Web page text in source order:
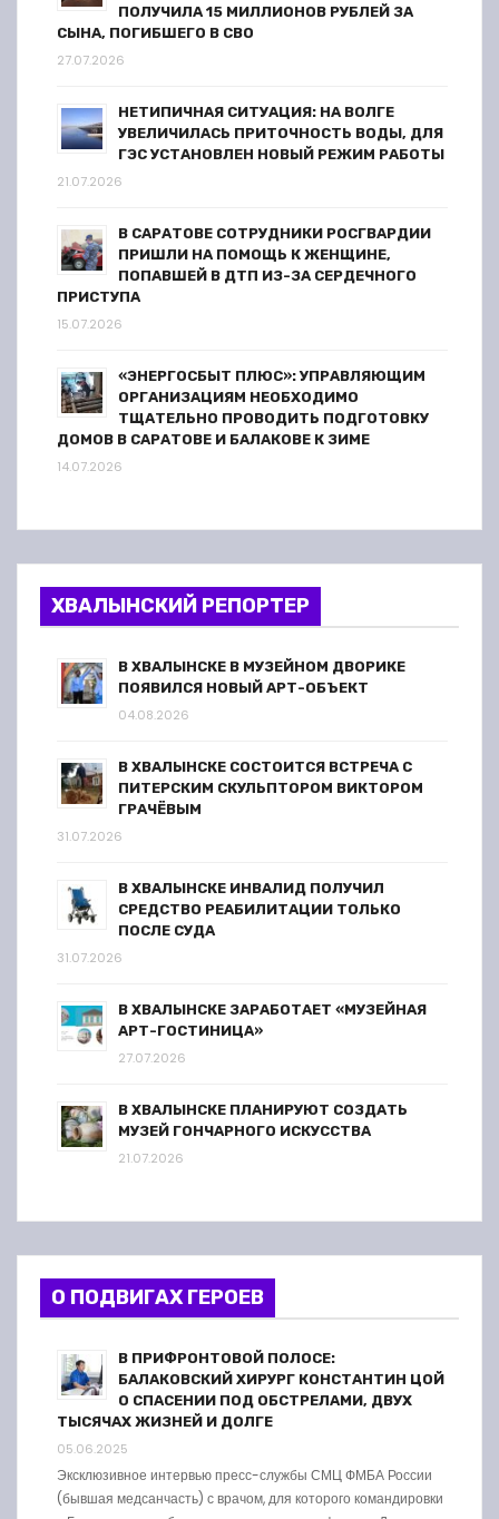
ПОЛУЧИЛА 15 МИЛЛИОНОВ РУБЛЕЙ ЗА
СЫНА, ПОГИБШЕГО В СВО
27.07.2026
НЕТИПИЧНАЯ СИТУАЦИЯ: НА ВОЛГЕ
УВЕЛИЧИЛАСЬ ПРИТОЧНОСТЬ ВОДЫ, ДЛЯ
ГЭС УСТАНОВЛЕН НОВЫЙ РЕЖИМ РАБОТЫ
21.07.2026
В САРАТОВЕ СОТРУДНИКИ РОСГВАРДИИ
ПРИШЛИ НА ПОМОЩЬ К ЖЕНЩИНЕ,
ПОПАВШЕЙ В ДТП ИЗ-ЗА СЕРДЕЧНОГО
ПРИСТУПА
15.07.2026
«ЭНЕРГОСБЫТ ПЛЮС»: УПРАВЛЯЮЩИМ
ОРГАНИЗАЦИЯМ НЕОБХОДИМО
ТЩАТЕЛЬНО ПРОВОДИТЬ ПОДГОТОВКУ
ДОМОВ В САРАТОВЕ И БАЛАКОВЕ К ЗИМЕ
14.07.2026
ХВАЛЫНСКИЙ РЕПОРТЕР
В ХВАЛЫНСКЕ В МУЗЕЙНОМ ДВОРИКЕ
ПОЯВИЛСЯ НОВЫЙ АРТ-ОБЪЕКТ
04.08.2026
В ХВАЛЫНСКЕ СОСТОИТСЯ ВСТРЕЧА С
ПИТЕРСКИМ СКУЛЬПТОРОМ ВИКТОРОМ
ГРАЧЁВЫМ
31.07.2026
В ХВАЛЫНСКЕ ИНВАЛИД ПОЛУЧИЛ
СРЕДСТВО РЕАБИЛИТАЦИИ ТОЛЬКО
ПОСЛЕ СУДА
31.07.2026
В ХВАЛЫНСКЕ ЗАРАБОТАЕТ «МУЗЕЙНАЯ
АРТ-ГОСТИНИЦА»
27.07.2026
В ХВАЛЫНСКЕ ПЛАНИРУЮТ СОЗДАТЬ
МУЗЕЙ ГОНЧАРНОГО ИСКУССТВА
21.07.2026
О ПОДВИГАХ ГЕРОЕВ
В ПРИФРОНТОВОЙ ПОЛОСЕ:
БАЛАКОВСКИЙ ХИРУРГ КОНСТАНТИН ЦОЙ
О СПАСЕНИИ ПОД ОБСТРЕЛАМИ, ДВУХ
ТЫСЯЧАХ ЖИЗНЕЙ И ДОЛГЕ
05.06.2025
Эксклюзивное интервью пресс-службы СМЦ ФМБА России
(бывшая медсанчасть) с врачом, для которого командировки